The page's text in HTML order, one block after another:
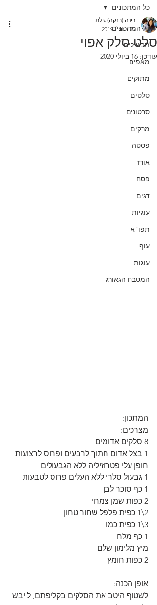
כל המתכונים
תבשילים
מאפים
מתוקים
סלטים
סרטונים
מרקים
פסטה
אורז
פסח
דגים
עוגיות
תפו"א
עוף
עוגות
המטבח הגאורגי
כל המתכונים
סלט סלק אפוי
רינה (רנקה) גילת
25 בנוב׳ 2019
עודכן: 16 ביולי 2020
המתכון:
מצרכים:
8 סלקים אדומים
1 בצל אדום חתוך לרבעים ופרוס לרצועות
חופן עלי פטרוזיליה ללא הגבעולים
1 גבעול סלרי ללא העלים פרוס לטבעות
1 כף סוכר לבן
2 כפות שמן צמחי
2\1 כפית פלפל שחור טחון
3\1 כפית כמון
1 כף מלח
מיץ מלימון שלם
2 כפות חומץ
אופן הכנה:
לשטוף היטב את הסלקים בקליפתם, לייבש